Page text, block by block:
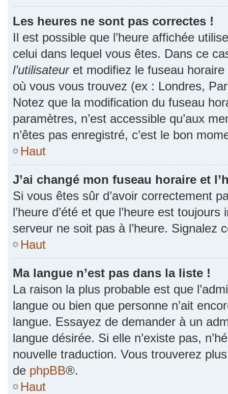
Les heures ne sont pas correctes !
Il est possible que l’heure affichée
celui dans lequel vous êtes. Dans ce
l’utilisateuret modifiez le fuseau horaire
où vous vous trouvez (ex : Londres,
Notez que la modification du fuseau
paramètres, n’est accessible qu’aux
n’êtes pas enregistré, c’est le bon
Haut
J’ai changé mon fuseau horaire et
Si vous êtes sûr d’avoir correctement
l’heure d’été et que l’heure est
serveur ne soit pas à l’heure. Signalez
Haut
Ma langue n’est pas dans la liste !
La raison la plus probable est que
langue ou bien que personne n’ait
langue. Essayez de demander à un
langue désirée. Si elle n’existe pas,
nouvelle traduction. Vous trouverez
de phpBB®.
Haut